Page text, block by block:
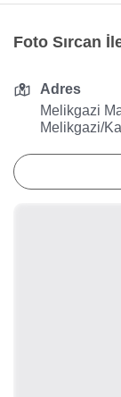
Foto Sırcan
Adres
Melikgazi
Melikgazi/